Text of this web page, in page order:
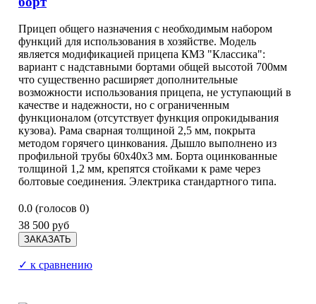
Прицеп общего назначения с необходимым набором
функций для использования в хозяйстве. Модель
является модификацией прицепа КМЗ "Классика":
вариант с надставными бортами общей высотой 700мм
что существенно расширяет дополнительные
возможности использования прицепа, не уступающий в
качестве и надежности, но с ограниченным
функционалом (отсутствует функция опрокидывания
кузова). Рама сварная толщиной 2,5 мм, покрыта
методом горячего цинкования. Дышло выполнено из
профильной трубы 60х40х3 мм. Борта оцинкованные
толщиной 1,2 мм, крепятся стойками к раме через
болтовые соединения. Электрика стандартного типа.
0.0 (голосов 0)
38 500 руб
✓ к сравнению